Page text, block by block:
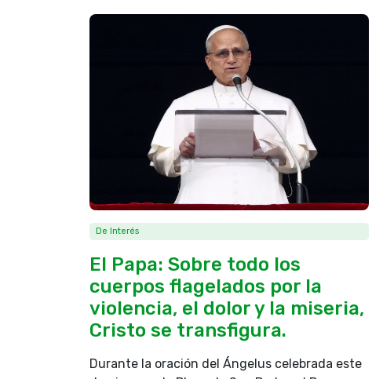
De Interés
El Papa: Sobre todo los
cuerpos flagelados por la
violencia, el dolor y la miseria,
Cristo se transfigura.
Durante la oración del Ángelus celebrada este